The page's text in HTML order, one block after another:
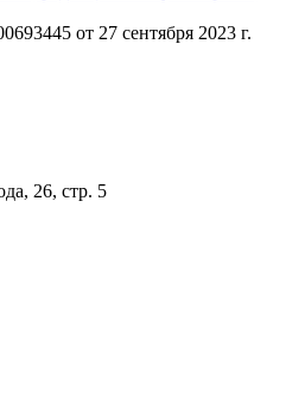
от 27 сентября 2023 г.
26, стр. 5